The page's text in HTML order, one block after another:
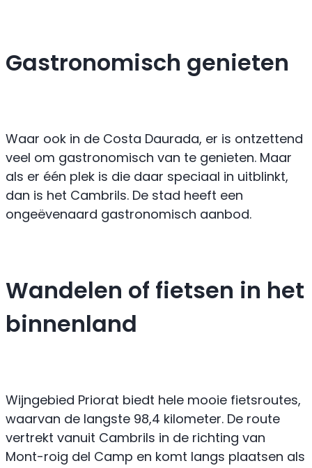
Gastronomisch genieten
Waar ook in de Costa Daurada, er is ontzettend
veel om gastronomisch van te genieten. Maar
als er één plek is die daar speciaal in uitblinkt,
dan is het Cambrils. De stad heeft een
ongeëvenaard gastronomisch aanbod.
Wandelen of fietsen in het
binnenland
Wijngebied Priorat biedt hele mooie fietsroutes,
waarvan de langste 98,4 kilometer. De route
vertrekt vanuit Cambrils in de richting van
Mont-roig del Camp en komt langs plaatsen als